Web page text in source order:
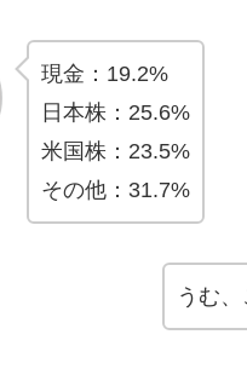
現金：19.2%
日本株：25.6%
米国株：23.5%
その他：31.7%
うむ